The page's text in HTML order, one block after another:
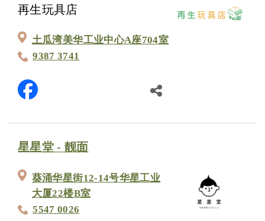
再生玩具店
土瓜湾美华工业中心A座704室
9387 3741
星星堂 - 靓面
葵涌华星街12-14号华星工业
大厦22楼B室
5547 0026